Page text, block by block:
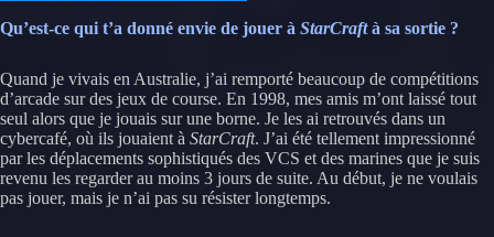
Qu’est-ce qui t’a donné envie de jouer à StarCraftà sa sortie ?
Quand je vivais en Australie, j’ai remporté beaucoup de compétitions
d’arcade sur des jeux de course. En 1998, mes amis m’ont laissé tout
seul alors que je jouais sur une borne. Je les ai retrouvés dans un
cybercafé, où ils jouaient à StarCraft. J’ai été tellement impressionné
par les déplacements sophistiqués des VCS et des marines que je suis
revenu les regarder au moins 3 jours de suite. Au début, je ne voulais
pas jouer, mais je n’ai pas su résister longtemps.